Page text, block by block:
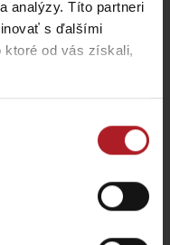
analýzy. Títo partneri
s ďalšími
ktoré od vás získali,